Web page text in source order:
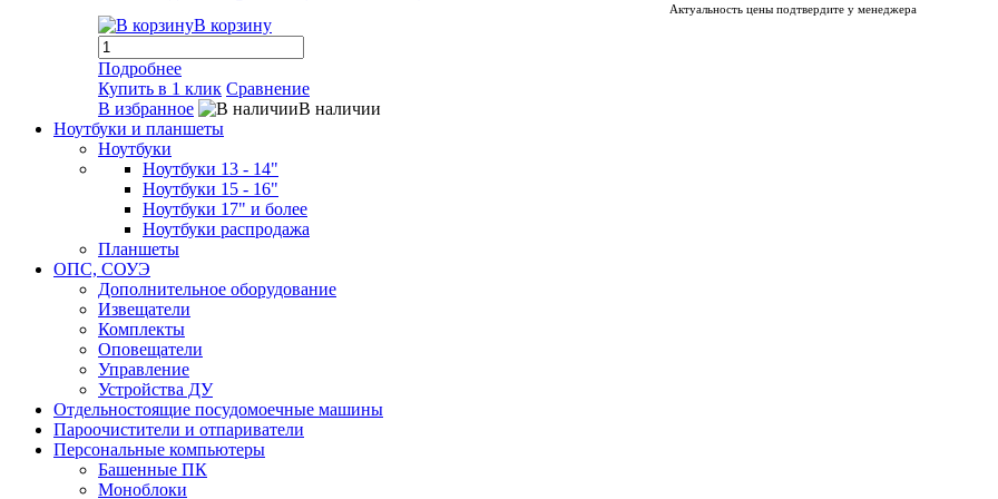
Актуальность цены подтвердите у менеджера
В корзину
Подробнее
Купить в 1 клик Сравнение
В избранное
В наличии
Ноутбуки и планшеты
Ноутбуки
Ноутбуки 13 - 14"
Ноутбуки 15 - 16"
Ноутбуки 17" и более
Ноутбуки распродажа
Планшеты
ОПС, СОУЭ
Дополнительное оборудование
Извещатели
Комплекты
Оповещатели
Управление
Устройства ДУ
Отдельностоящие посудомоечные машины
Пароочистители и отпариватели
Персональные компьютеры
Башенные ПК
Моноблоки